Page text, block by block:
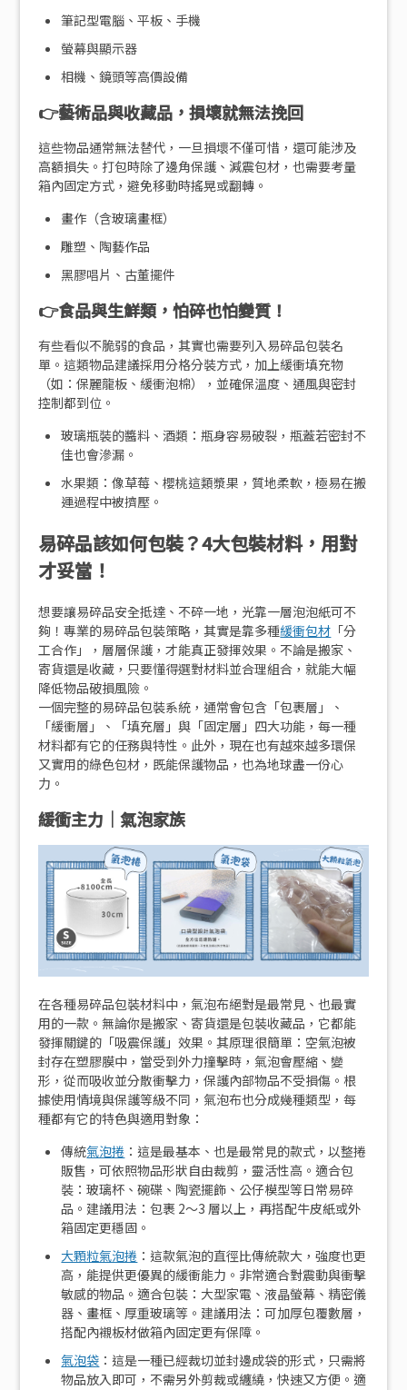
筆記型電腦、平板、手機
螢幕與顯示器
相機、鏡頭等高價設備
👉藝術品與收藏品，損壞就無法挽回
這些物品通常無法替代，一旦損壞不僅可惜，還可能涉及
高額損失。打包時除了邊角保護、減震包材，也需要考量
箱內固定方式，避免移動時搖晃或翻轉。
畫作（含玻璃畫框）
雕塑、陶藝作品
黑膠唱片、古董擺件
👉食品與生鮮類，怕碎也怕變質！
有些看似不脆弱的食品，其實也需要列入易碎品包裝名
單。這類物品建議採用分格分裝方式，加上緩衝填充物
（如：保麗龍板、緩衝泡棉），並確保溫度、通風與密封
控制都到位。
玻璃瓶裝的醬料、酒類：瓶身容易破裂，瓶蓋若密封不
佳也會滲漏。
水果類：像草莓、櫻桃這類漿果，質地柔軟，極易在搬
運過程中被擠壓。
易碎品該如何包裝？4大包裝材料，用對
才妥當！
想要讓易碎品安全抵達、不碎一地，光靠一層泡泡紙可不
夠！專業的易碎品包裝策略，其實是靠多種緩衝包材 「分
工合作」，層層保護，才能真正發揮效果。不論是搬家、
寄貨還是收藏，只要懂得選對材料並合理組合，就能大幅
降低物品破損風險。
一個完整的易碎品包裝系統，通常會包含「包裹層」、
「緩衝層」、「填充層」與「固定層」四大功能，每一種
材料都有它的任務與特性。此外，現在也有越來越多環保
又實用的綠色包材，既能保護物品，也為地球盡一份心
力。
緩衝主力｜氣泡家族
在各種易碎品包裝材料中，氣泡布絕對是最常見、也最實
用的一款。無論你是搬家、寄貨還是包裝收藏品，它都能
發揮關鍵的「吸震保護」效果。其原理很簡單：空氣泡被
封存在塑膠膜中，當受到外力撞擊時，氣泡會壓縮、變
形，從而吸收並分散衝擊力，保護內部物品不受損傷。根
據使用情境與保護等級不同，氣泡布也分成幾種類型，每
種都有它的特色與適用對象：
傳統氣泡捲 ：這是最基本、也是最常見的款式，以整捲
販售，可依照物品形狀自由裁剪，靈活性高。適合包
裝：玻璃杯、碗碟、陶瓷擺飾、公仔模型等日常易碎
品。建議用法：包裹 2～3 層以上，再搭配牛皮紙或外
箱固定更穩固。
大顆粒氣泡捲 ：這款氣泡的直徑比傳統款大，強度也更
高，能提供更優異的緩衝能力。非常適合對震動與衝擊
敏感的物品。適合包裝：大型家電、液晶螢幕、精密儀
器、畫框、厚重玻璃等。建議用法：可加厚包覆數層，
搭配內襯板材做箱內固定更有保障。
氣泡袋 ：這是一種已經裁切並封邊成袋的形式，只需將
物品放入即可，不需另外剪裁或纏繞，快速又方便。適